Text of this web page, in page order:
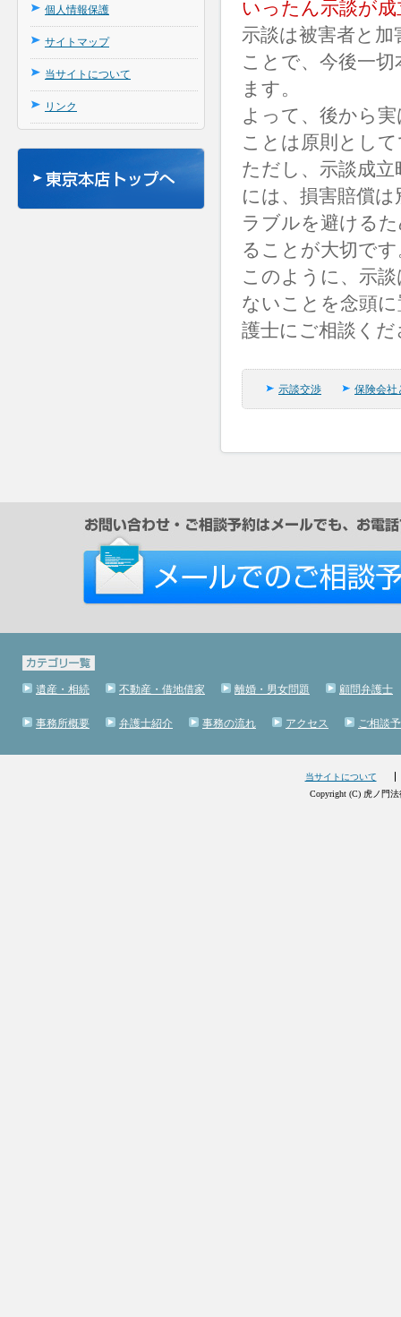
個人情報保護
サイトマップ
当サイトについて
リンク
いったん示談が
示談は被害者と
ことで、今後一
ます。
よって、後から
ことは原則とし
ただし、示談成
には、損害賠償
ラブルを避ける
ることが大切です
このように、示
ないことを念頭
護士にご相談くだ
示談交渉 保険会社
遺産・相続 不動産・借地借家 離婚・男女問題 顧問弁護士
事務所概要 弁護士紹介 事務の流れ アクセス ご相談
当サイトについて
Copyright (C) 虎ノ門法